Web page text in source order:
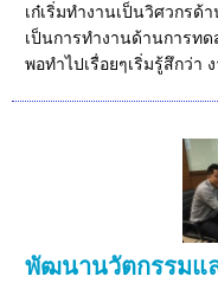
เก๋เริ่มทำงานเป็นวิศวกร
เป็นการทำงานด้านการท
พอทำไปเรื่อยๆเริ่มรู้สึกว่า
พัฒนานวัตกรรมแ